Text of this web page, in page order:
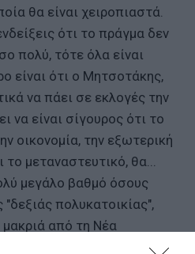
θα είναι χειροπιαστά.
ότι το πράγμα δεν
πολύ, τότε όλα είναι
είναι ότι ο Μητσοτάκης,
να πάει σε εκλογές την
να είναι σίγουρος ότι το
οικονομία, την εξωτερική
το μεταναστευτικό, θα...
μεγάλο βαθμό όσους
"δεξιάς πολυκατοικίας",
από τη Νέα